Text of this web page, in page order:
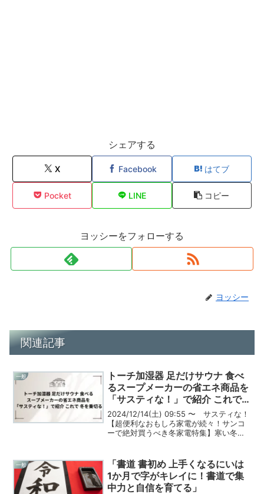
シェアする
X Facebook はてブ
Pocket LINE コピー
ヨッシーをフォローする
ヨッシー
関連記事
一般
トーチ加湿器 足だけサウナ 食べ
るスープメーカーの省エネ商品を
「サスティな！」で紹介 これで
冬を乗切る
2024/12/14(土) 09:55 〜 サスティな！
【超便利なおもしろ家電が続々！サンコ
ーで絶対買うべき冬家電特集】寒い冬の
寒さが厳しくなると、暖かさと省エネを
両立...
一般
「書道 書初め 上手くなるにいは
1か月で字がキレイに！書道で集
中力と自信を育てる」